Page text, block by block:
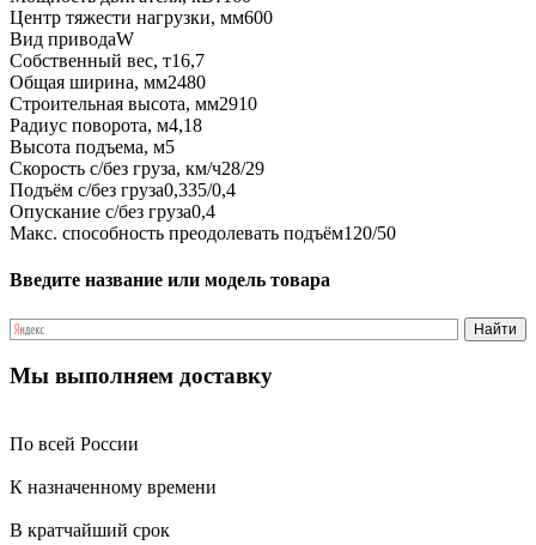
Центр тяжести нагрузки, мм600
Вид приводаW
Собственный вес, т16,7
Общая ширина, мм2480
Строительная высота, мм2910
Радиус поворота, м4,18
Высота подъема, м5
Скорость с/без груза, км/ч28/29
Подъём с/без груза0,335/0,4
Опускание с/без груза0,4
Макс. способность преодолевать подъём120/50
Введите название или модель товара
Мы выполняем доставку
По всей России
К назначенному времени
В кратчайший срок